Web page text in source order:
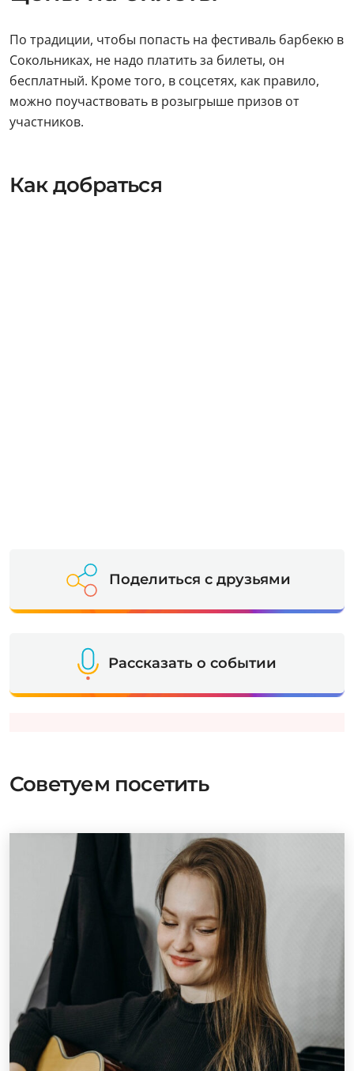
По традиции, чтобы попасть на фестиваль барбекю в
Сокольниках, не надо платить за билеты, он
бесплатный. Кроме того, в соцсетях, как правило,
можно поучаствовать в розыгрыше призов от
участников.
Как добраться
Поделиться с друзьями
Рассказать о событии
Советуем посетить